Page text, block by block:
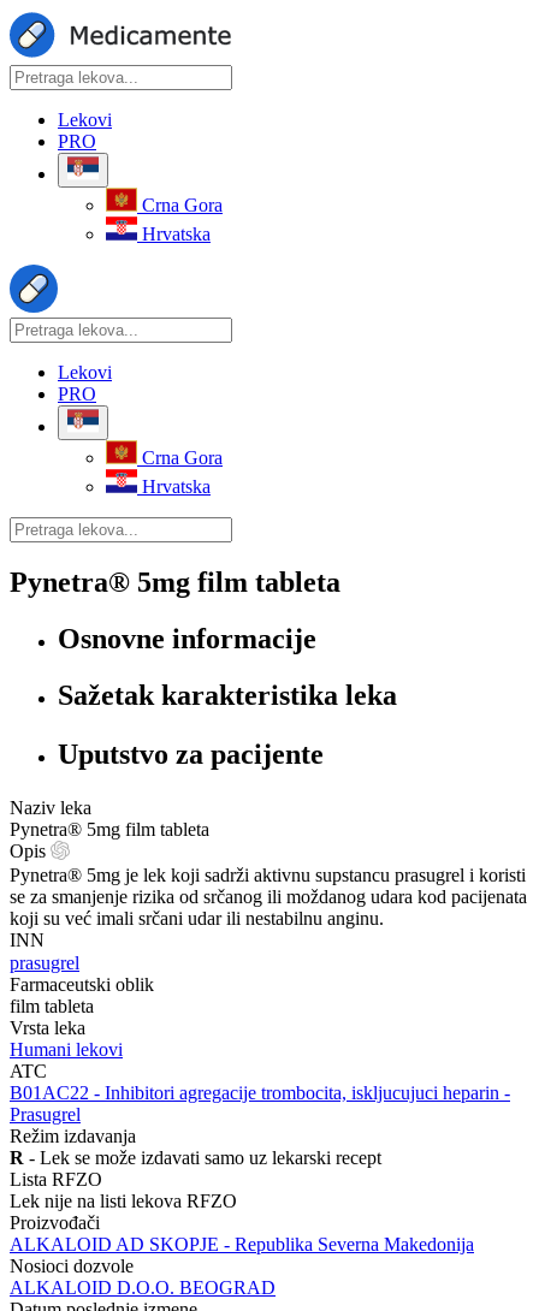
Lekovi
PRO
Crna Gora
Hrvatska
Lekovi
PRO
Crna Gora
Hrvatska
Pynetra® 5mg film tableta
Osnovne informacije
Sažetak karakteristika leka
Uputstvo za pacijente
Naziv leka
Pynetra® 5mg film tableta
Opis
Pynetra® 5mg je lek koji sadrži aktivnu supstancu prasugrel i koristi
se za smanjenje rizika od srčanog ili moždanog udara kod pacijenata
koji su već imali srčani udar ili nestabilnu anginu.
INN
prasugrel
Farmaceutski oblik
film tableta
Vrsta leka
Humani lekovi
ATC
‍B01AC22 - Inhibitori agregacije trombocita, iskljucujuci heparin -
Prasugrel
Režim izdavanja
R - Lek se može izdavati samo uz lekarski recept
Lista RFZO
Lek nije na listi lekova RFZO
Proizvođači
ALKALOID AD SKOPJE - Republika Severna Makedonija
Nosioci dozvole
ALKALOID D.O.O. BEOGRAD